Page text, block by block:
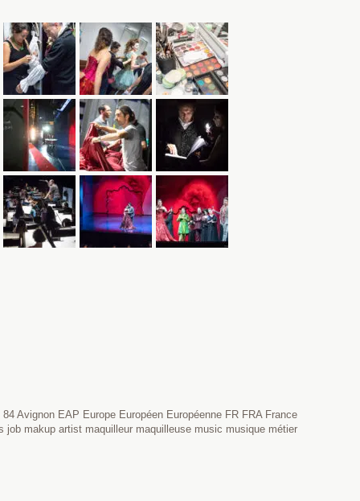
Avignon EAP Europe Européen Européenne FR FRA France
makup artist maquilleur maquilleuse music musique métier